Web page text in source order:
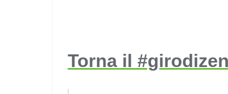
Torna il